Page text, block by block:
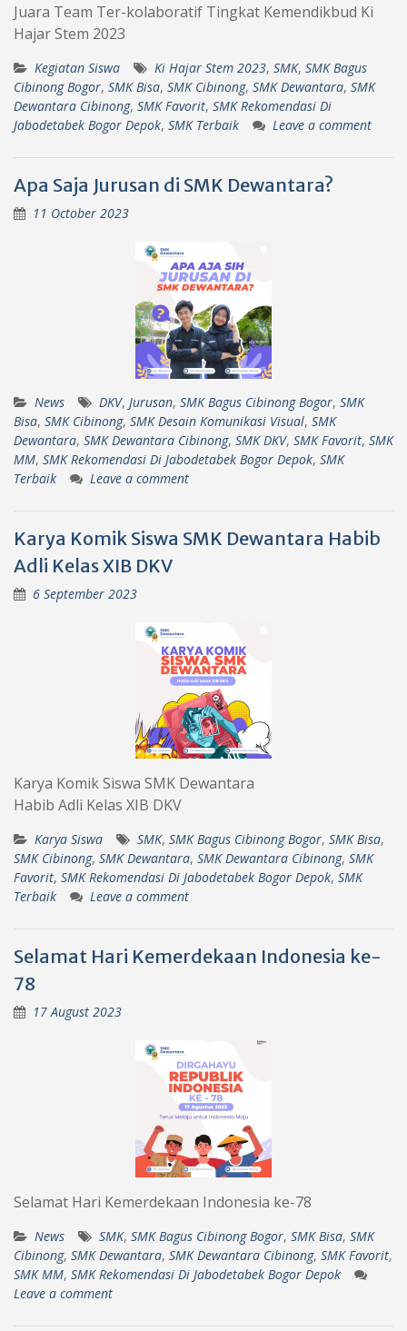
Juara Team Ter-kolaboratif Tingkat Kemendikbud Ki
Hajar Stem 2023
Kegiatan Siswa Ki Hajar Stem 2023, SMK, SMK Bagus
Cibinong Bogor, SMK Bisa, SMK Cibinong, SMK Dewantara, SMK
Dewantara Cibinong, SMK Favorit, SMK Rekomendasi Di
Jabodetabek Bogor Depok, SMK Terbaik Leave a comment
Apa Saja Jurusan di SMK Dewantara?
11 October 2023
News DKV, Jurusan, SMK Bagus Cibinong Bogor, SMK
Bisa, SMK Cibinong, SMK Desain Komunikasi Visual, SMK
Dewantara, SMK Dewantara Cibinong, SMK DKV, SMK Favorit, SMK
MM, SMK Rekomendasi Di Jabodetabek Bogor Depok, SMK
Terbaik
Leave a comment
Karya Komik Siswa SMK Dewantara Habib
Adli Kelas XIB DKV
6 September 2023
Karya Komik Siswa SMK Dewantara
Habib Adli Kelas XIB DKV
Karya Siswa SMK, SMK Bagus Cibinong Bogor, SMK Bisa,
SMK Cibinong, SMK Dewantara, SMK Dewantara Cibinong, SMK
Favorit, SMK Rekomendasi Di Jabodetabek Bogor Depok, SMK
Terbaik
Leave a comment
Selamat Hari Kemerdekaan Indonesia ke-
78
17 August 2023
Selamat Hari Kemerdekaan Indonesia ke-78
News SMK, SMK Bagus Cibinong Bogor, SMK Bisa, SMK
Cibinong, SMK Dewantara, SMK Dewantara Cibinong, SMK Favorit,
SMK MM, SMK Rekomendasi Di Jabodetabek Bogor Depok
Leave a comment